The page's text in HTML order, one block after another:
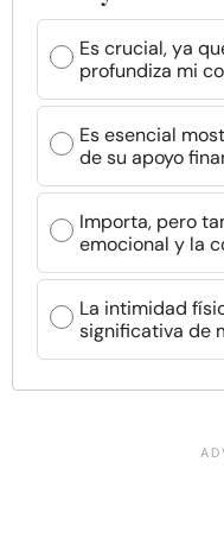
Es crucial, ya
profundiza mi
Es esencial
de su apoyo
Importa, pero
emocional y la
La intimidad
significativa de